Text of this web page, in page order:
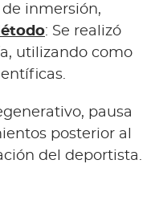
inmersión,
: Se realizó
utilizando como
pausa
posterior al
del deportista.